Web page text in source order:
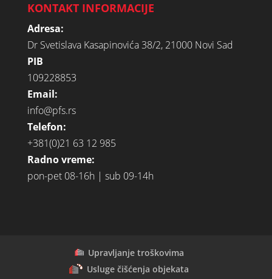
KONTAKT INFORMACIJE
Adresa:
Dr Svetislava Kasapinovića 38/2, 21000 Novi Sad
PIB
109228853
Email:
info@pfs.rs
Telefon:
+381(0)21 63 12 985
Radno vreme:
pon-pet 08-16h | sub 09-14h
Upravljanje troškovima
Usluge čišćenja objekata